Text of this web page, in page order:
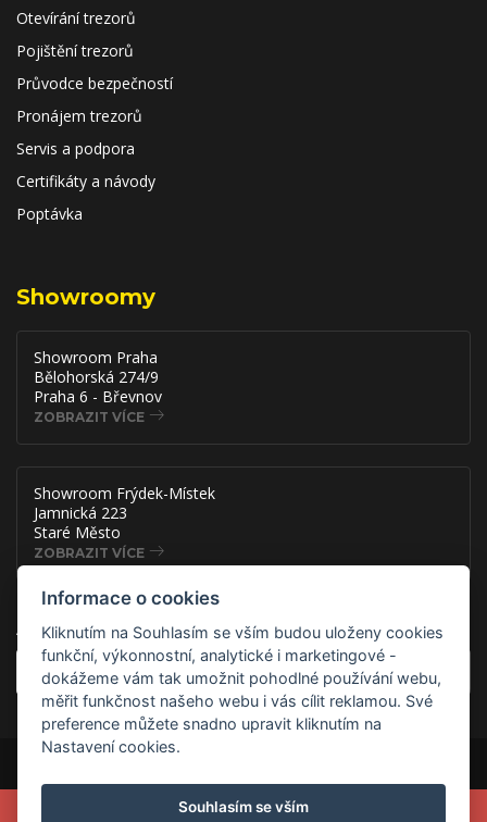
Otevírání trezorů
Pojištění trezorů
Průvodce bezpečností
Pronájem trezorů
Servis a podpora
Certifikáty a návody
Poptávka
Showroomy
Showroom Praha
Bělohorská 274/9
Praha 6 - Břevnov
ZOBRAZIT VÍCE
Showroom Frýdek-Místek
Jamnická 223
Staré Město
ZOBRAZIT VÍCE
Akce, slevy a novinky přímo na
OK
Verze webu pro PC.
VYUŽIJTE MIMOŘÁDNOU AKCI A ZADEJTE V KOŠÍKU NA
Informace o cookies
Kliknutím na Souhlasím se vším budou uloženy cookies
funkční, výkonnostní, analytické i marketingové -
dokážeme vám tak umožnit pohodlné používání webu,
měřit funkčnost našeho webu i vás cílit reklamou. Své
preference můžete snadno upravit kliknutím na
Nastavení cookies.
Souhlasím se vším